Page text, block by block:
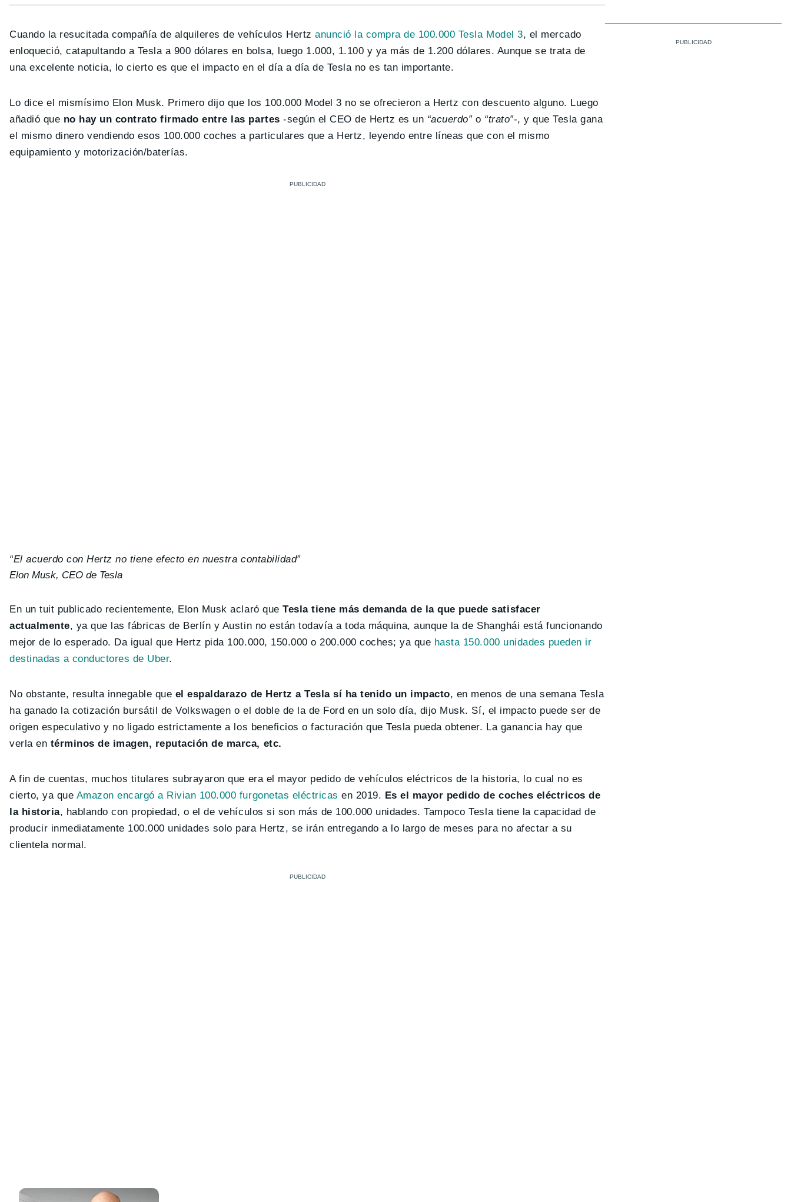
Cuando la resucitada compañía de alquileres de vehículos Hertzanunció la compra de 100.000 Tesla Model 3, el mercado
enloqueció, catapultando a Tesla a 900 dólares en bolsa, luego 1.000, 1.100 y ya más de 1.200 dólares. Aunque se trata de
una excelente noticia, lo cierto es que el impacto en el día a día de Tesla no es tan importante.
Lo dice el mismísimo Elon Musk. Primero dijo que los 100.000 Model 3 no se ofrecieron a Hertz con descuento alguno. Luego
añadió que no hay un contrato firmado entre las partes -según el CEO de Hertz es un “acuerdo”o “trato”-, y que Tesla gana
el mismo dinero vendiendo esos 100.000 coches a particulares que a Hertz, leyendo entre líneas que con el mismo
equipamiento y motorización/baterías.
“El acuerdo con Hertz no tiene efecto en nuestra contabilidad”
Elon Musk, CEO de Tesla
En un tuit publicado recientemente, Elon Musk aclaró queTesla tiene más demanda de la que puede satisfacer
actualmente, ya que las fábricas de Berlín y Austin no están todavía a toda máquina, aunque la de Shanghái está funcionando
mejor de lo esperado. Da igual que Hertz pida 100.000, 150.000 o 200.000 coches; ya que hasta 150.000 unidades pueden ir
destinadas a conductores de Uber.
No obstante, resulta innegable que el espaldarazo de Hertz a Tesla sí ha tenido un impacto, en menos de una semana Tesla
ha ganado la cotización bursátil de Volkswagen o el doble de la de Ford en un solo día, dijo Musk. Sí, el impacto puede ser de
origen especulativo y no ligado estrictamente a los beneficios o facturación que Tesla pueda obtener. La ganancia hay que
verla en términos de imagen, reputación de marca, etc.
A fin de cuentas, muchos titulares subrayaron que era el mayor pedido de vehículos eléctricos de la historia, lo cual no es
cierto, ya que Amazon encargó a Rivian 100.000 furgonetas eléctricas en 2019. Es el mayor pedido de coches eléctricos de
la historia, hablando con propiedad, o el de vehículos si son más de 100.000 unidades. Tampoco Tesla tiene la capacidad de
producir inmediatamente 100.000 unidades solo para Hertz, se irán entregando a lo largo de meses para no afectar a su
clientela normal.